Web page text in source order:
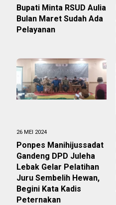
Bupati Minta RSUD Aulia
Bulan Maret Sudah Ada
Pelayanan
26 MEI 2024
Ponpes Manihijussadat
Gandeng DPD Juleha
Lebak Gelar Pelatihan
Juru Sembelih Hewan,
Begini Kata Kadis
Peternakan